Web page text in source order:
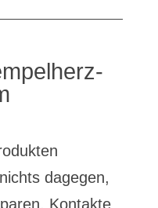
dagegen,
Kontakte